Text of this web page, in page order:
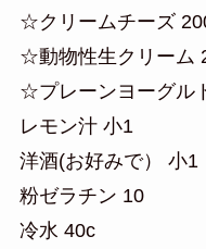
☆クリームチーズ
☆動物性生クリーム
☆プレーンヨーグル
レモン汁 小1
洋酒(お好みで） 小1
粉ゼラチン 10
冷水 40c